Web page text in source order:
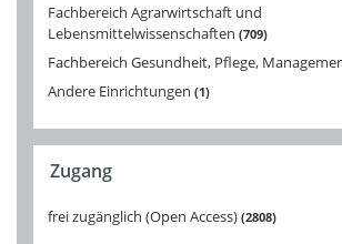
Fachbereich Agrarwirtschaft und
Lebensmittelwissenschaften 709
Fachbereich Gesundheit, Pflege,
Andere Einrichtungen 1
Zugang
frei zugänglich (Open Access) 2808